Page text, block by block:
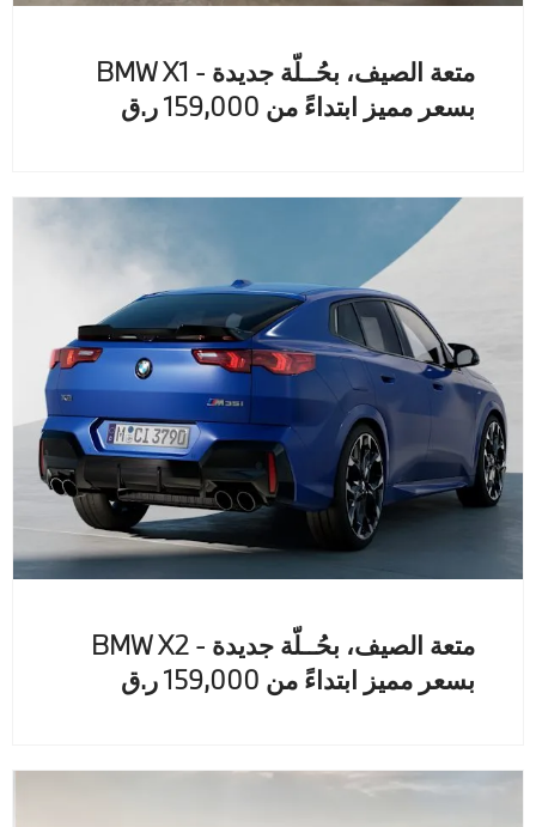
متعة الصيف، بحُــلّة جديدة - BMW X1
بسعر مميز ابتداءً من 159,000 ر.ق
متعة الصيف، بحُــلّة جديدة - BMW X2
بسعر مميز ابتداءً من 159,000 ر.ق